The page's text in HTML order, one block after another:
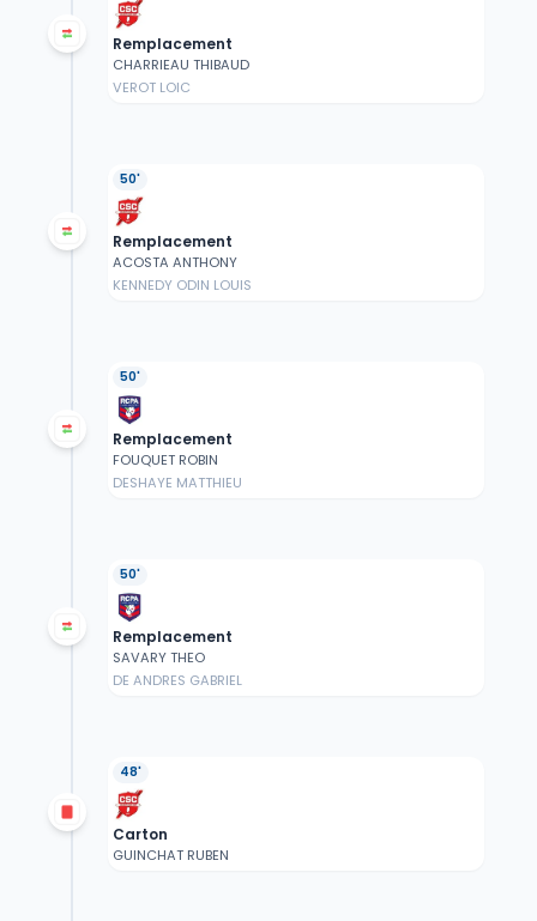
Remplacement
CHARRIEAU THIBAUD
VEROT LOIC
50'
Remplacement
ACOSTA ANTHONY
KENNEDY ODIN LOUIS
50'
Remplacement
FOUQUET ROBIN
DESHAYE MATTHIEU
50'
Remplacement
SAVARY THEO
DE ANDRES GABRIEL
48'
Carton
GUINCHAT RUBEN